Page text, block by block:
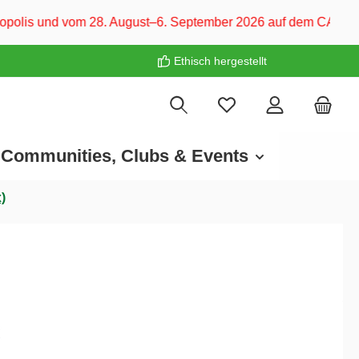
September 2026 auf dem CARAVAN SALON
Ethisch hergestellt
Communities, Clubs & Events